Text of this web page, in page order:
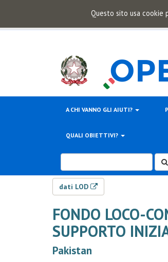
Questo sito usa
A CHI VANNO GLI AIUTI?
QUALI OBIETTIVI?
dati LOD
FONDO LOCO-
SUPPORTO
Pakistan